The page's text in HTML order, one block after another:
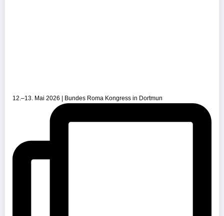
12.–13. Mai 2026 | Bundes Roma Kongress in Dortmun